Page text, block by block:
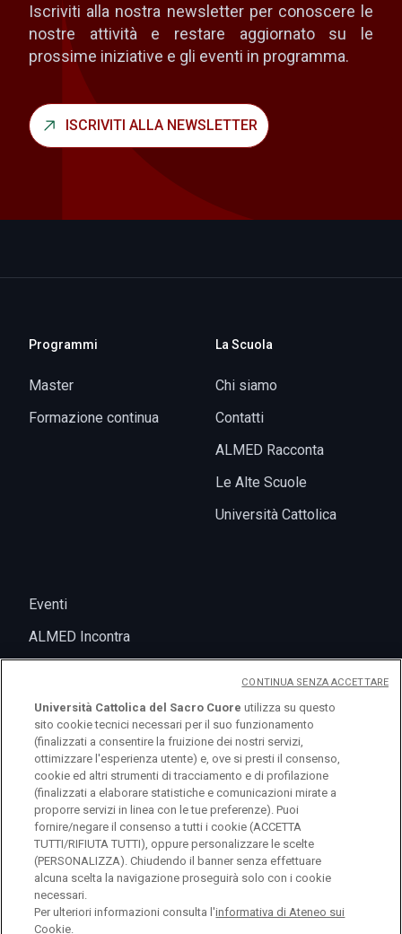
Iscriviti alla nostra newsletter per conoscere le
nostre attività e restare aggiornato su le
prossime iniziative e gli eventi in programma.
ISCRIVITI ALLA NEWSLETTER
Programmi
Master
Formazione continua
La Scuola
Chi siamo
Contatti
ALMED Racconta
Le Alte Scuole
Università Cattolica
Eventi
ALMED Incontra
logo UC
© Università Cattolica del Sacro Cuore Largo A.
Gemelli 1, 20123 Milano PI 02133120150
Università Cattolica del Sacro Cuore utilizza su questo
sito cookie tecnici necessari per il suo funzionamento
(finalizzati a consentire la fruizione dei nostri servizi,
ottimizzare l'esperienza utente) e, ove si presti il consenso,
cookie ed altri strumenti di tracciamento e di profilazione
(finalizzati a elaborare statistiche e comunicazioni mirate a
proporre servizi in linea con le tue preferenze). Puoi
fornire/negare il consenso a tutti i cookie (ACCETTA
TUTTI/RIFIUTA TUTTI), oppure personalizzare le scelte
(PERSONALIZZA). Chiudendo il banner senza effettuare
alcuna scelta la navigazione proseguirà solo con i cookie
necessari.
Per ulteriori informazioni consulta l'informativa di Ateneo sui
Cookie.
CONTINUA SENZA ACCETTARE